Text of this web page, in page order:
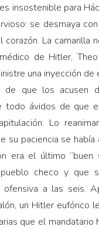
insostenible para
se desmaya
corazón. La camarilla
de Hitler,
una inyección de
de que los acusen
todo ávidos de que
Lo
su paciencia se había
era el último “buen
checo y que
ofensiva a las seis.
un Hitler eufórico
que el mandatario